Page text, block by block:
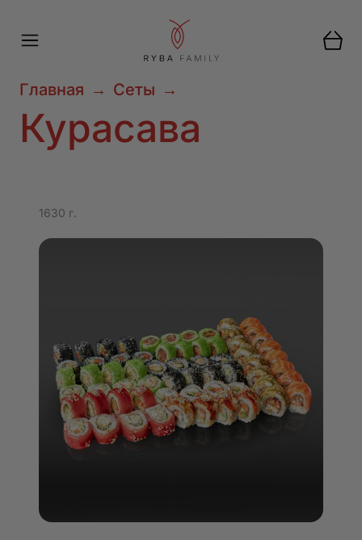
Главная → Сеты →
Курасава
1630 г.